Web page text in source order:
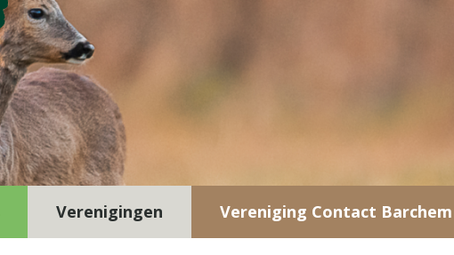
Verenigingen Vereniging Contact Barchem